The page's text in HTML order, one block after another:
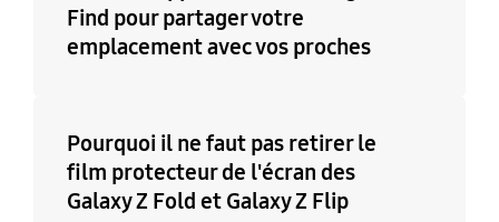
Find pour partager votre
emplacement avec vos proches
Pourquoi il ne faut pas retirer le
film protecteur de l'écran des
Galaxy Z Fold et Galaxy Z Flip